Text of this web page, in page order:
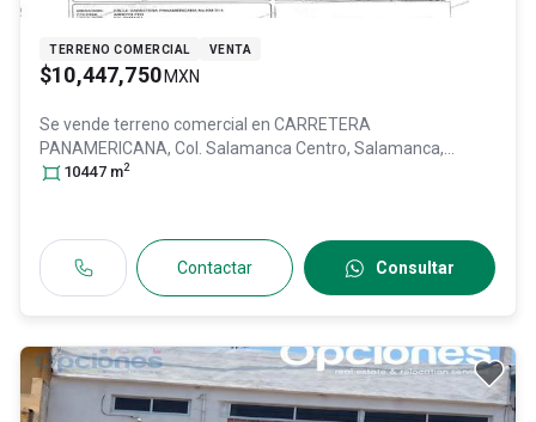
TERRENO COMERCIAL VENTA
$10,447,750 MXN
Se vende terreno comercial en CARRETERA
PANAMERICANA, Col. Salamanca Centro, Salamanca,
Guanajuato, México
10447 m2
Contactar Consultar